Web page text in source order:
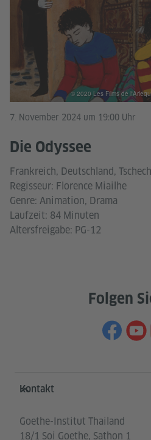
7. November 2024 um 19:00 Uhr
Die Odyssee
Frankreich, Deutschland,
Regisseur: Florence Miailhe
Genre: Animation, Drama
Laufzeit: 84 Minuten
Altersfreigabe: PG-12
© 2020 Les Films de
Folgen
Service- und
Kontakt
Goethe-Institut Thailand
18/1 Soi Goethe, Sathon 1